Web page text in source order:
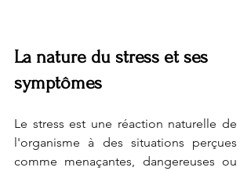
La nature du stress et ses
symptômes
Le stress est une réaction naturelle de
l'organisme à des situations perçues
comme menaçantes, dangereuses ou